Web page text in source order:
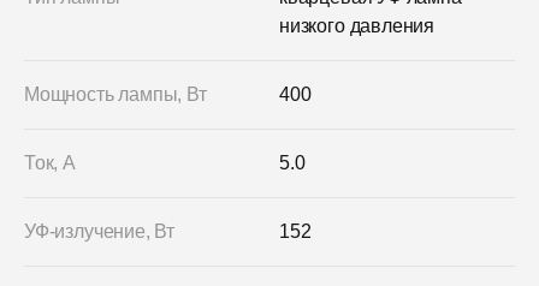
низкого давления
Мощность лампы, Вт 400
Ток, А 5.0
УФ-излучение, Вт 152